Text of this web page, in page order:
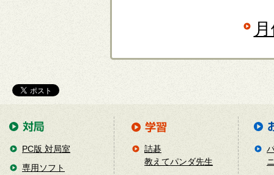
PC版 対局室
専用ソフト
詰碁
教えてパンダ先生